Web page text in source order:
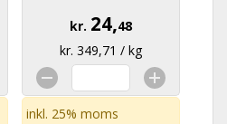
kr. 24,48
kr. 349,71 / kg
inkl. 25% moms